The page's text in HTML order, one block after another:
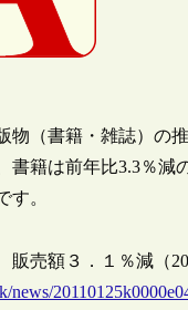
物（書籍・雑誌）の
書籍は前年比3.3％減
す。
売額３．１％減（
news/